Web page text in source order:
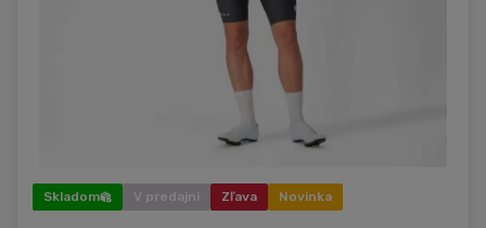
Skladom V predajni Zľava Novinka